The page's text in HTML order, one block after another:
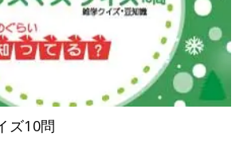
ズ10問